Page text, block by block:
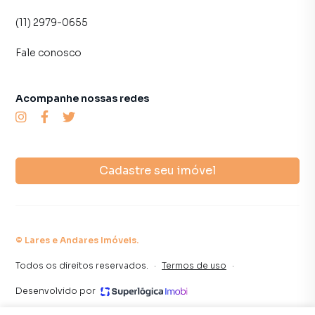
(11) 2979-0655
Fale conosco
Cadastre seu imóvel
Acompanhe nossas redes
© Lares e Andares Imóveis.
Todos os direitos reservados. · Termos de uso ·
Desenvolvido por